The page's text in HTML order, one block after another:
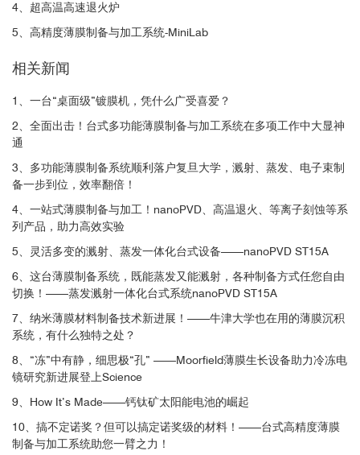
4、超高温高速退火炉
5、高精度薄膜制备与加工系统-MiniLab
相关新闻
1、一台“桌面级”镀膜机，凭什么广受喜爱？
2、全面出击！台式多功能薄膜制备与加工系统在多项工作中大显神
通
3、多功能薄膜制备系统顺利落户复旦大学，溅射、蒸发、电子束制
备一步到位，效率翻倍！
4、一站式薄膜制备与加工！nanoPVD、高温退火、等离子刻蚀等系
列产品，助力高效实验
5、灵活多变的溅射、蒸发一体化台式设备——nanoPVD ST15A
6、这台薄膜制备系统，既能蒸发又能溅射，各种制备方式任您自由
切换！——蒸发溅射一体化台式系统nanoPVD ST15A
7、纳米薄膜材料制备技术新进展！——牛津大学也在用的薄膜沉积
系统，有什么独特之处？
8、“冻”中有静，细思极“孔” ——Moorfield薄膜生长设备助力冷冻电
镜研究新进展登上Science
9、How It’s Made——钙钛矿太阳能电池的崛起
10、搞不定诺奖？但可以搞定诺奖级的材料！——台式高精度薄膜
制备与加工系统助您一臂之力！